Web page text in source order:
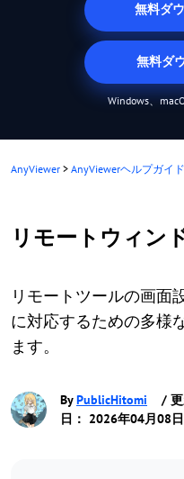
無料ダ
無料ダ
Windows、
AnyViewer > AnyViewerヘルプガイド
リモートウィン
リモートツールの画面
に対応するための多様
ます。
ByPublicHitomi
/
日： 2026年04月08日